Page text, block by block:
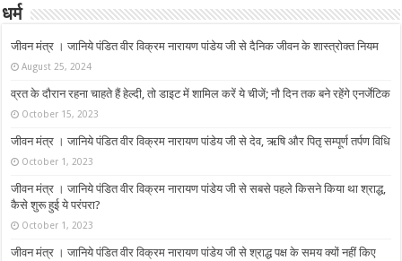
धर्म
जीवन मंत्र । जानिये पंडित वीर विक्रम नारायण पांडेय जी से दैनिक जीवन के शास्त्रोक्त नियम
August 25, 2024
व्रत के दौरान रहना चाहते हैं हेल्दी, तो डाइट में शामिल करें ये चीजें; नौ दिन तक बने रहेंगे एनर्जेटिक
October 15, 2023
जीवन मंत्र । जानिये पंडित वीर विक्रम नारायण पांडेय जी से देव, ऋषि और पितृ सम्पूर्ण तर्पण विधि
October 1, 2023
जीवन मंत्र । जानिये पंडित वीर विक्रम नारायण पांडेय जी से सबसे पहले किसने किया था श्राद्ध,
कैसे शुरू हुई ये परंपरा?
October 1, 2023
जीवन मंत्र । जानिये पंडित वीर विक्रम नारायण पांडेय जी से श्राद्ध पक्ष के समय क्यों नहीं किए